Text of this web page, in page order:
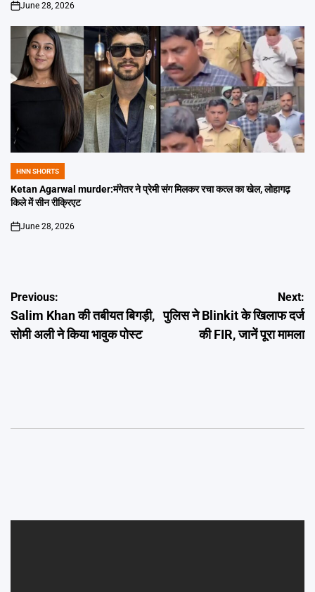
on
June 28, 2026
POSTED
IN
HNN SHORTS
Ketan Agarwal murder:मंगेतर ने प्रेमी संग मिलकर रचा कत्ल का खेल, लोहागढ़
किले में सीन रीक्रिएट
on
June 28, 2026
Post
navigation
Previous:
Salim Khan की तबीयत बिगड़ी,
सोमी अली ने किया भावुक पोस्ट
Next:
पुलिस ने Blinkit के खिलाफ दर्ज
की FIR, जानें पूरा मामला